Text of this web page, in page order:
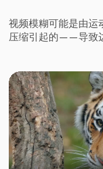
视频模糊可能是由运
压缩引起的——导致